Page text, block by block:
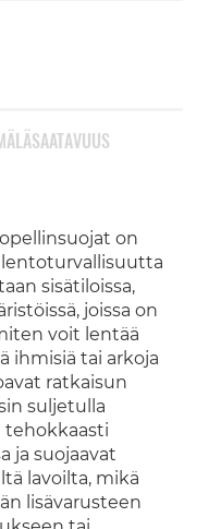
on
sisätiloissa,
joissa on
voit lentää
ihmisiä tai arkoja
ratkaisun
suljetulla
tehokkaasti
ja suojaavat
lavoilta, mikä
lisävarusteen